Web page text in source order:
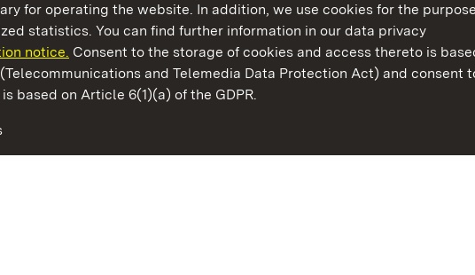
for operating the website. In addition, we use cookies for the purpose
statistics. You can find further information in our data privacy
notice. Consent to the storage of cookies and access thereto is
(Telecommunications and Telemedia Data Protection Act) and consent
based on Article 6(1)(a) of the GDPR.
of Baden-Wuerttemberg
Baden-